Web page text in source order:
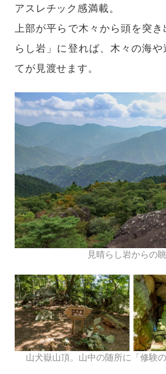
アスレチック感満載。
上部が平らで木々から頭を突
らし岩」に登れば、木々の海
てが見渡せます。
見晴らし岩からの
山犬嶽山頂。山中の随所に「修験